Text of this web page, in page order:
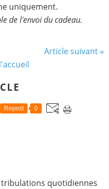
uniquement.
de l'envoi du cadeau.
Article suivant »
Repost 0
quotidiennes